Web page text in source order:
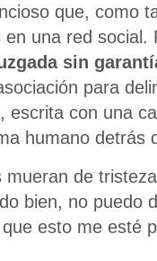
que, como
una red social.
sin
para
escrita con una
humano detrás
mueran de
bien, no puedo
esto me esté